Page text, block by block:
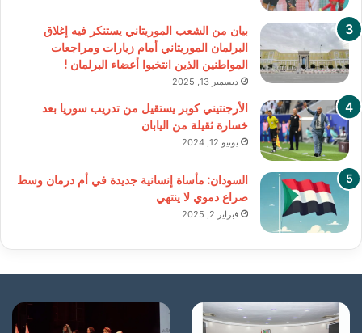
بيان من الشعب الموريتاني يستنكر فيه إغلاق
البرلمان الموريتاني أمام زيارات ومراجعات
المواطنين الذين انتخبوا أعضاء البرلمان !
ديسمبر 13, 2025
الأرجنتيني كوبر يستقيل من تدريب سوريا بعد
خسارة ثقيلة من اليابان
يونيو 12, 2024
السودان: مأساة إنسانية جديدة في أم درمان وسط
صراع دموي لا ينتهي
فبراير 2, 2025